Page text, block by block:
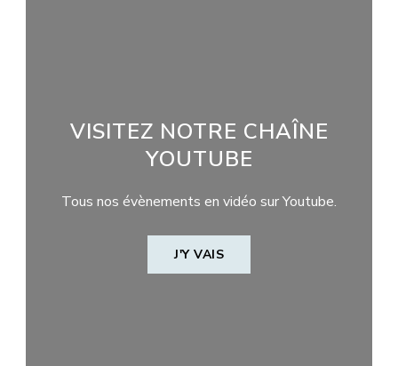
VISITEZ NOTRE CHAÎNE
YOUTUBE
Tous nos évènements en vidéo sur Youtube.
J'Y VAIS